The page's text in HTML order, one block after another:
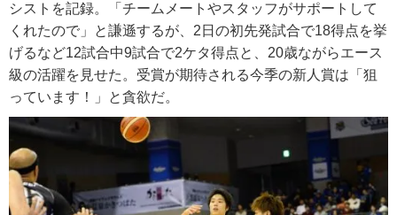
シストを記録。「チームメートやスタッフがサポートして
くれたので」と謙遜するが、2日の初先発試合で18得点を挙
げるなど12試合中9試合で2ケタ得点と、20歳ながらエース
級の活躍を見せた。受賞が期待される今季の新人賞は「狙
っています！」と貪欲だ。